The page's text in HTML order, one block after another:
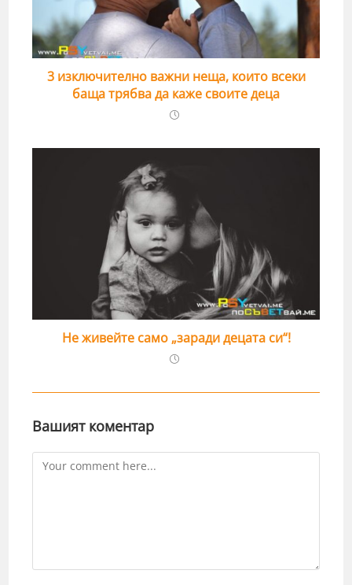
3 изключително важни неща, които всеки
баща трябва да каже своите деца
Не живейте само „заради децата си“!
Вашият коментар